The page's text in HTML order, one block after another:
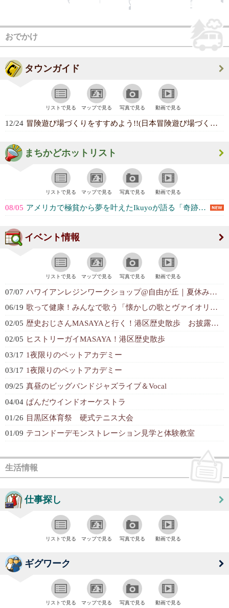
おでかけ
タウンガイド
リストで見る マップで見る 写真で見る 動画で見る
12/24 冒険遊び場づくりをすすめよう!!(日本冒険遊び場づくり協会)
まちかどホットリスト
リストで見る マップで見る 写真で見る 動画で見る
08/05 アメリカで極貧から夢を叶えたIkuyoが語る「奇跡の成功秘話」 (Shu Kaneko)
イベント情報
リストで見る マップで見る 写真で見る 動画で見る
07/07 ハワイアンレジンワークショップ@自由が丘｜夏休み特別企画7/24
06/19 歌って健康！みんなで歌う「懐かしの歌とヴァイオリン・ミニコンサート」
02/05 歴史おじさんMASAYAと行く！港区歴史散歩 お披露目会
02/05 ヒストリーガイMASAYA！港区歴史散歩
03/17 1夜限りのペットアカデミー
03/17 1夜限りのペットアカデミー
09/25 真昼のビッグバンドジャズライブ＆Vocal
04/04 ぱんだウインドオーケストラ
01/26 目黒区体育祭 硬式テニス大会
01/09 テコンドーデモンストレーション見学と体験教室
生活情報
仕事探し
リストで見る マップで見る 写真で見る 動画で見る
ギグワーク
リストで見る マップで見る 写真で見る 動画で見る